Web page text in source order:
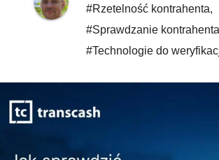
#Rzetelność kontrahenta,
#Sprawdzanie kontrahenta
#Technologie do